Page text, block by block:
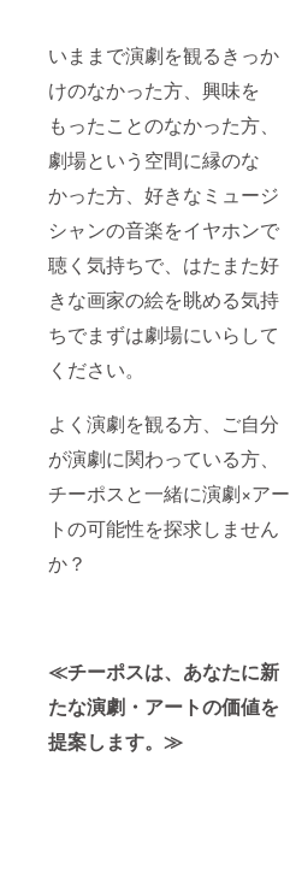
いままで演劇を観るきっか
けのなかった方、興味を
もったことのなかった方、
劇場という空間に縁のな
かった方、好きなミュージ
シャンの音楽をイヤホンで
聴く気持ちで、はたまた好
きな画家の絵を眺める気持
ちでまずは劇場にいらして
ください。
よく演劇を観る方、ご自分
が演劇に関わっている方、
チーポスと一緒に演劇×アー
トの可能性を探求しません
か？
≪チーポスは、あなたに新
たな演劇・アートの価値を
提案します。≫